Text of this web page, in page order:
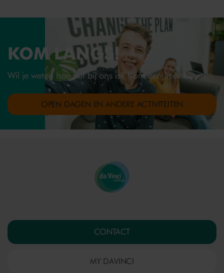
KOM LANGS!
Wil je weten hoe het bij ons is? Kom een keer kijken.
OPEN DAGEN EN ANDERE ACTIVITEITEN
CONTACT
MY DAVINCI